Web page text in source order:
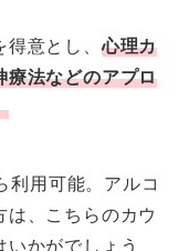
得意とし、心理カ
療法などのアプロ
用可能。アルコ
、こちらのカウ
かがでしょう